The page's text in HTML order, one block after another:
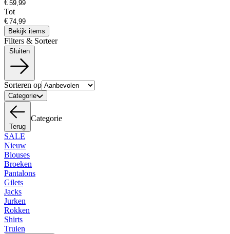
€
Tot
€
Bekijk items
Filters & Sorteer
Sorteren op
Categorie
Terug
Categorie
SALE
Nieuw
Blouses
Broeken
Pantalons
Gilets
Jacks
Jurken
Rokken
Shirts
Truien